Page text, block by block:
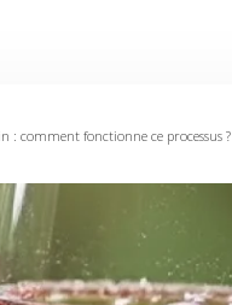
comment fonctionne ce processus ?